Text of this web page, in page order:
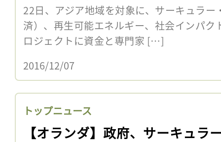
22日、アジア地域を対象に、サーキュラ
済）、再生可能エネルギー、社会インパ
ロジェクトに資金と専門家 […]
2016/12/07
トップニュース
【オランダ】政府、サーキュラ